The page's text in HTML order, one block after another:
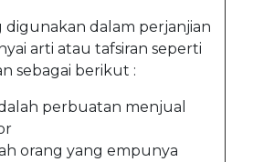
digunakan dalam perjanjian
arti atau tafsiran seperti
sebagai berikut :
perbuatan menjual
orang yang empunya